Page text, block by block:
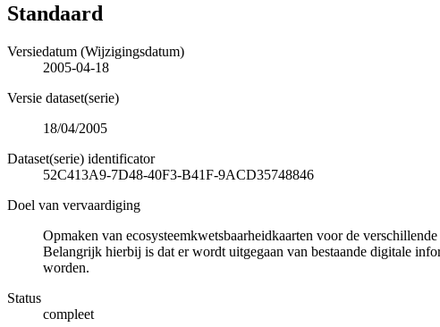
Standaard
Versiedatum (Wijzigingsdatum)
2005-04-18
Versie dataset(serie)
18/04/2005
Dataset(serie) identificator
52C413A9-7D48-40F3-B41F-9ACD35748846
Doel van vervaardiging
Opmaken van ecosysteemkwetsbaarheidkaarten voor de
Belangrijk hierbij is dat er wordt uitgegaan van bestaande digitale
worden.
Status
compleet